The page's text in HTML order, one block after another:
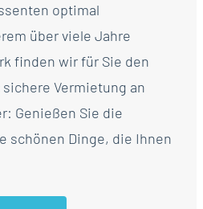
optimal
über viele Jahre
finden wir für Sie den
Vermietung an
Genießen Sie die
schönen Dinge, die Ihnen